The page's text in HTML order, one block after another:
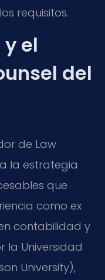
requisitos.
y el
del
de Law
la estrategia
que
como ex
contabilidad y
la Universidad
University),